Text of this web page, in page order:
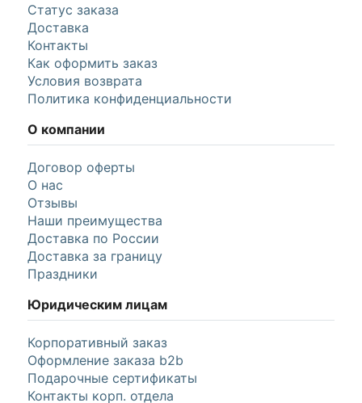
Статус заказа
Доставка
Контакты
Как оформить заказ
Условия возврата
Политика конфиденциальности
О компании
Договор оферты
О нас
Отзывы
Наши преимущества
Доставка по России
Доставка за границу
Праздники
Юридическим лицам
Корпоративный заказ
Оформление заказа b2b
Подарочные сертификаты
Контакты корп. отдела